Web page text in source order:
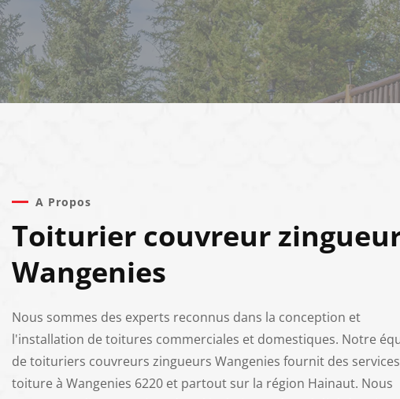
A Propos
Toiturier couvreur
Wangenies
Nous sommes des experts reconnus dans la conception et
l'installation de toitures commerciales et domestiques. Notre
de toituriers couvreurs zingueurs Wangenies fournit des
toiture à Wangenies 6220 et partout sur la région Hainaut. Nous